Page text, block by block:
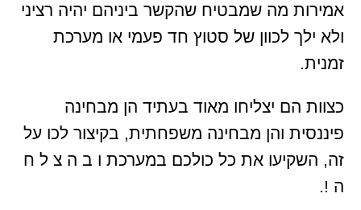
אמירות מה שמבטיח שהקשר ביניהם יהיה רציני
ולא ילך לכוון של סטוץ חד פעמי או מערכת
זמנית.
כצוות הם יצליחו מאוד בעתיד הן מבחינה
פיננסית והן מבחינה משפחתית, בקיצור לכו על
זה, השקיעו את כל כולכם במערכת ו ב ה צ ל ח
ה !.